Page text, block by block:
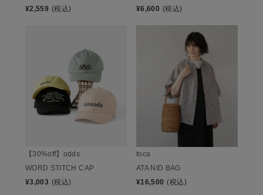
¥2,559 (税込)
¥6,600 (税込)
【30%off】odds
WORD STITCH CAP
¥3,003 (税込)
toca
ATA NID BAG
¥16,500 (税込)